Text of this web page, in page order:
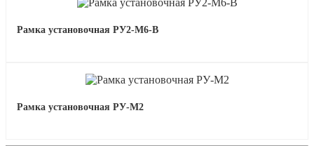
Рамка установочная РУ2-М6-В
Рамка установочная РУ-М2